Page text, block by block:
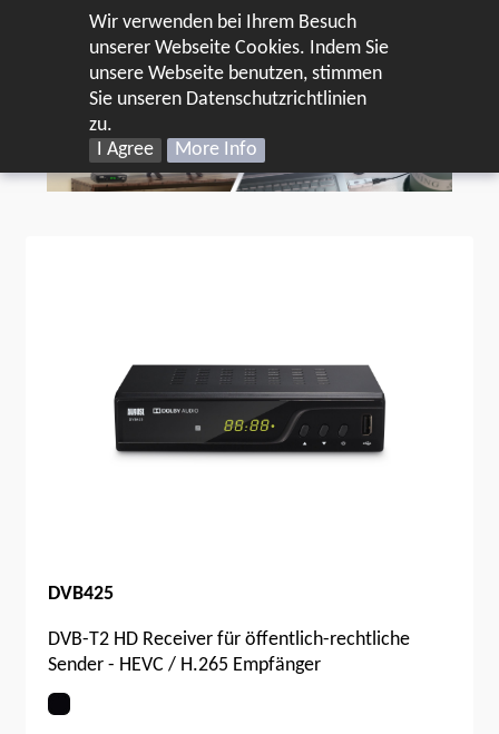
Wir verwenden bei Ihrem Besuch
unserer Webseite Cookies. Indem Sie
unsere Webseite benutzen, stimmen
Sie unseren Datenschutzrichtlinien
zu.
I Agree
More Info
DVB-T2 Sticks & Receiver
DVB425
DVB-T2 HD Receiver für öffentlich-rechtliche
Sender - HEVC / H.265 Empfänger